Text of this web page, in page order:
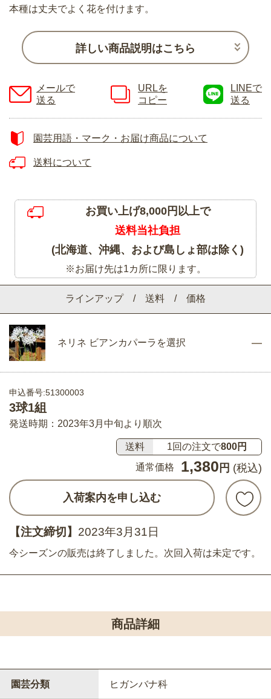
ラインアップ / 送料 / 価格
ネリネ ビアンカパーラを選択
申込番号:51300003
3球1組
発送時期：2023年3月中旬より順次
送料 1回の注文で800円
通常価格
1,380 円 (税込)
入荷案内を申し込む
【注文締切】 2023年3月31日
今シーズンの販売は終了しました。次回入荷は未定です。
本種は丈夫でよく花を付けます。
詳しい商品説明はこちら
メールで
送る
URLを
コピー
LINEで
送る
園芸用語・マーク・お届け商品について
送料について
お買い上げ8,000円以上で
送料当社負担
(北海道、沖縄、および島しょ部は除く)
※お届け先は1カ所に限ります。
商品詳細
園芸分類 ヒガンバナ科